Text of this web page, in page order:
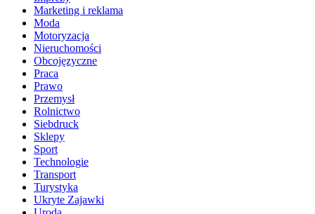
Marketing i reklama
Moda
Motoryzacja
Nieruchomości
Obcojęzyczne
Praca
Prawo
Przemysł
Rolnictwo
Siebdruck
Sklepy
Sport
Technologie
Transport
Turystyka
Ukryte Zajawki